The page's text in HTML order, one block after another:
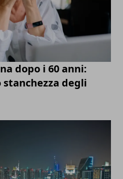
dopo i 60 anni:
stanchezza degli